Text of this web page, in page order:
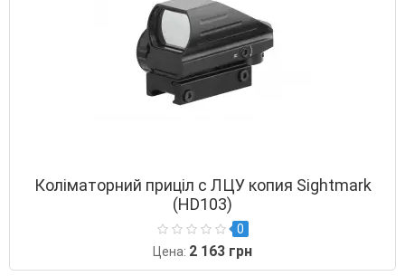
Коліматорний приціл с ЛЦУ копия Sightmark
(HD103)
0
Цена: 2 163 грн